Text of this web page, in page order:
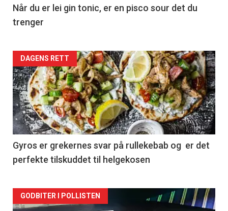
Når du er lei gin tonic, er en pisco sour det du
trenger
Forsiden
akkurat
nå
-
2
DAGENS RETT
Gyros er grekernes svar på rullekebab og er det
perfekte tilskuddet til helgekosen
Forsiden
GODBITER I POLLISTEN